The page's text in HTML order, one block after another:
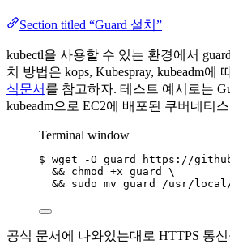
Section titled “Guard 설치”
kubectl을 사용할 수 있는 환경에서
치 방법은 kops, Kubespray, kubeadm에
식문서 를 참고하자. 테스트 예시로는
kubeadm으로 EC2에 배포된 쿠버네티
Terminal window
$ wget -O guard
https://
&& chmod +x guard
\
&& sudo mv guard /usr/
공식 문서에 나와있는대로 HTTPS 통